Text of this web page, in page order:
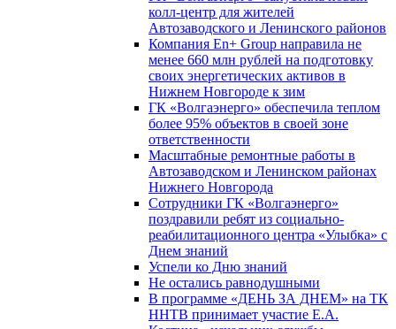
колл-центр для жителей
Автозаводского и Ленинского районов
Компания En+ Group направила не
менее 660 млн рублей на подготовку
своих энергетических активов в
Нижнем Новгороде к зим
ГК «Волгаэнерго» обеспечила теплом
более 95% объектов в своей зоне
ответственности
Масштабные ремонтные работы в
Автозаводском и Ленинском районах
Нижнего Новгорода
Сотрудники ГК «Волгаэнерго»
поздравили ребят из социально-
реабилитационного центра «Улыбка» с
Днем знаний
Успели ко Дню знаний
Не остались равнодушными
В программе «ДЕНЬ ЗА ДНЕМ» на ТК
ННТВ принимает участие Е.А.